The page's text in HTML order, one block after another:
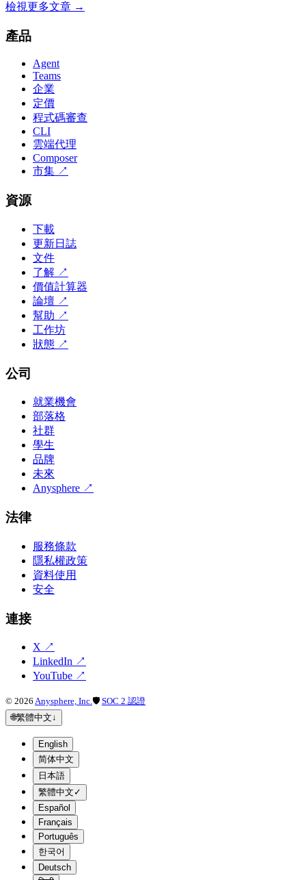
檢視更多文章 →
產品
Agent
Teams
企業
定價
程式碼審查
CLI
雲端代理
Composer
市集 ↗
資源
下載
更新日誌
文件
了解 ↗
價值計算器
論壇 ↗
幫助 ↗
工作坊
狀態 ↗
公司
就業機會
部落格
社群
學生
品牌
未來
Anysphere ↗
法律
服務條款
隱私權政策
資料使用
安全
連接
X ↗
LinkedIn ↗
YouTube ↗
© 2026 Anysphere, Inc.🛡 SOC 2 認證
🌐繁體中文↓
English
简体中文
日本語
繁體中文 ✓
Español
Français
Português
한국어
Deutsch